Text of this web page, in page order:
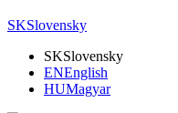
SKSlovensky
SKSlovensky
ENEnglish
HUMagyar